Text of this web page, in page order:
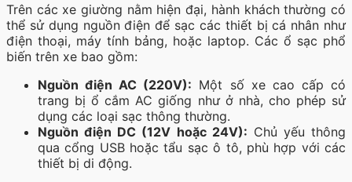
Trên các xe giường nằm hiện đại, hành khách thường có
thể sử dụng nguồn điện để sạc các thiết bị cá nhân như
điện thoại, máy tính bảng, hoặc laptop. Các ổ sạc phổ
biến trên xe bao gồm:
Nguồn điện AC (220V): Một số xe cao cấp có
trang bị ổ cắm AC giống như ở nhà, cho phép sử
dụng các loại sạc thông thường.
Nguồn điện DC (12V hoặc 24V): Chủ yếu thông
qua cổng USB hoặc tẩu sạc ô tô, phù hợp với các
thiết bị di động.